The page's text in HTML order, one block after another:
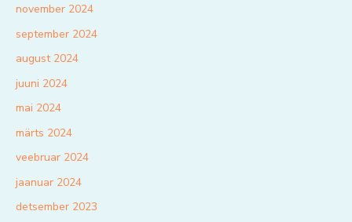
november 2024
september 2024
august 2024
juuni 2024
mai 2024
märts 2024
veebruar 2024
jaanuar 2024
detsember 2023